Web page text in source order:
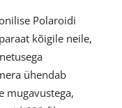
Polaroidi
kõigile neile,
ühendab
mugavustega,